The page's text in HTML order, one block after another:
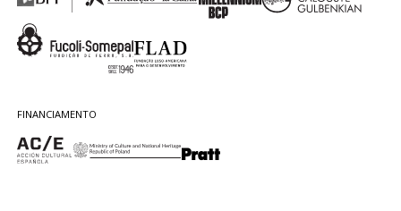
FINANCIAMENTO